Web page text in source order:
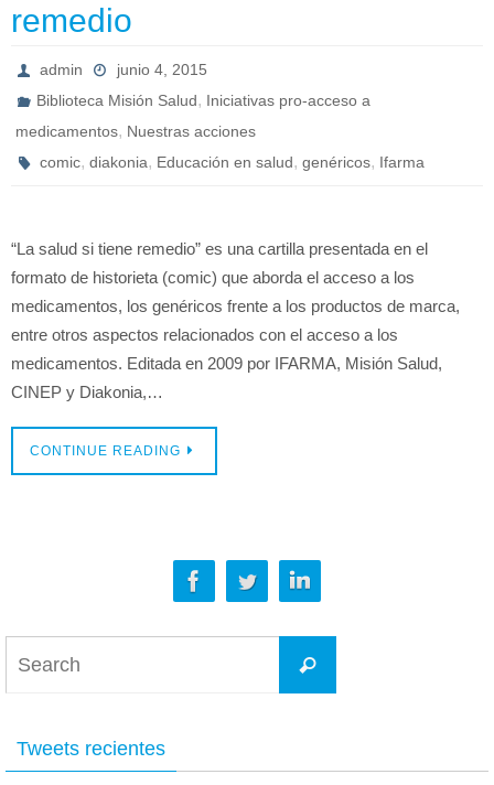
remedio
admin
junio 4, 2015
Biblioteca Misión Salud, Iniciativas pro-acceso a
medicamentos, Nuestras acciones
comic,diakonia, Educación en salud,genéricos, Ifarma
“La salud si tiene remedio” es una cartilla presentada en el
formato de historieta (comic) que aborda el acceso a los
medicamentos, los genéricos frente a los productos de marca,
entre otros aspectos relacionados con el acceso a los
medicamentos. Editada en 2009 por IFARMA, Misión Salud,
CINEP y Diakonia,…
CONTINUE READING
Tweets recientes